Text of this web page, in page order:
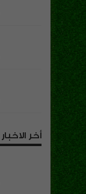
أخر الاخبار